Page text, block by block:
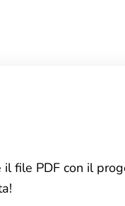
file PDF con il